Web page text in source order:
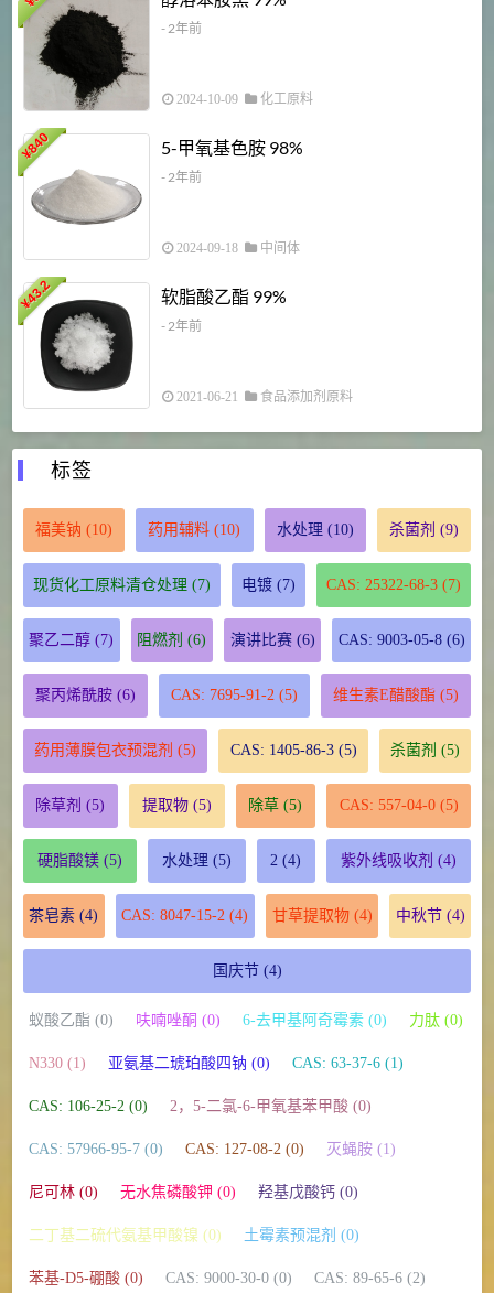
- 2年前
2024-10-09 化工原料
¥
840 5-甲氧基色胺 98%
- 2年前
2024-09-18 中间体
¥
43.2 软脂酸乙酯 99%
- 2年前
2021-06-21 食品添加剂原料
标签
福美钠 (10) 药用辅料 (10) 水处理 (10) 杀菌剂 (9)
现货化工原料清仓处理 (7) 电镀 (7) CAS: 25322-68-3 (7)
聚乙二醇 (7) 阻燃剂 (6) 演讲比赛(6) CAS: 9003-05-8(6)
聚丙烯酰胺(6) CAS: 7695-91-2 (5) 维生素E醋酸酯 (5)
药用薄膜包衣预混剂 (5) CAS: 1405-86-3(5) 杀菌剂 (5)
除草剂 (5) 提取物(5) 除草 (5) CAS: 557-04-0(5)
硬脂酸镁(5) 水处理 (5) 2 (4) 紫外线吸收剂 (4)
茶皂素 (4) CAS: 8047-15-2 (4) 甘草提取物(4) 中秋节(4)
国庆节(4)
蚁酸乙酯 (0) 呋喃唑酮 (0) 6-去甲基阿奇霉素 (0) 力肽 (0)
N330 (1) 亚氨基二琥珀酸四钠 (0) CAS: 63-37-6 (1)
CAS: 106-25-2 (0) 2，5-二氯-6-甲氧基苯甲酸 (0)
CAS: 57966-95-7 (0) CAS: 127-08-2 (0) 灭蝇胺 (1)
尼可林 (0) 无水焦磷酸钾 (0) 羟基戊酸钙 (0)
二丁基二硫代氨基甲酸镍 (0) 土霉素预混剂 (0)
苯基-D5-硼酸 (0) CAS: 9000-30-0 (0) CAS: 89-65-6 (2)